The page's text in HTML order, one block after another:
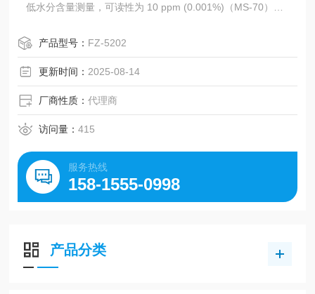
低水分含量测量，可读性为 10 ppm (0.001%)（MS-70）
加热
使用酒石酸钠二水合物进行精度验证（MS-70、MX-50 和 M
F-50 的标准配置）
产品型号： FZ-5202
更新时间： 2025-08-14
厂商性质：代理商
访问量：415
服务热线
158-1555-0998
产品分类